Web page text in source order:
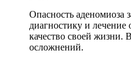
Опасность аденомиоза
диагностику и
качество своей жизни.
осложнений.